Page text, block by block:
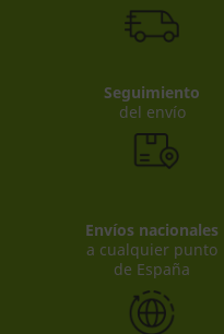
Seguimiento
del envío
Envíos nacionales
a cualquier punto
de España